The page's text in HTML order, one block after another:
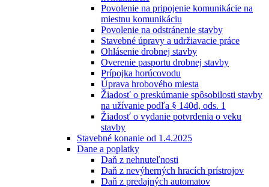
Povolenie na pripojenie komunikácie na
miestnu komunikáciu
Povolenie na odstránenie stavby
Stavebné úpravy a udržiavacie práce
Ohlásenie drobnej stavby
Overenie pasportu drobnej stavby
Prípojka horúcovodu
Úprava hrobového miesta
Žiadosť o preskúmanie spôsobilosti stavby
na užívanie podľa § 140d, ods. 1
Žiadosť o vydanie potvrdenia o veku
stavby
Stavebné konanie od 1.4.2025
Dane a poplatky
Daň z nehnuteľnosti
Daň z nevýherných hracích prístrojov
Daň z predajných automatov